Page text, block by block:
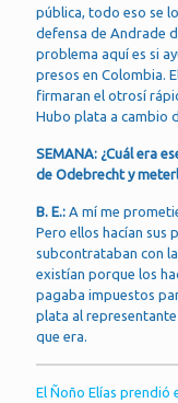
pública, todo eso se
defensa de Andrade
problema aquí es si
presos en Colombia.
firmaran el otrosí
Hubo plata a cambio
SEMANA: ¿Cuál era
de Odebrecht y
B. E.: A mí me
Pero ellos hacían sus
subcontrataban con
existían porque los
pagaba impuestos
plata al
que era.
El Ñoño Elías prendió